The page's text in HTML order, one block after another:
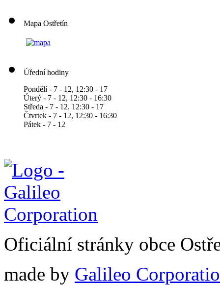
Mapa Ostřetín
Úřední hodiny
Pondělí - 7 - 12, 12:30 - 17
Úterý - 7 - 12, 12:30 - 16:30
Středa - 7 - 12, 12:30 - 17
Čtvrtek - 7 - 12, 12:30 - 16:30
Pátek - 7 - 12
Oficiální stránky obce
made by Galileo